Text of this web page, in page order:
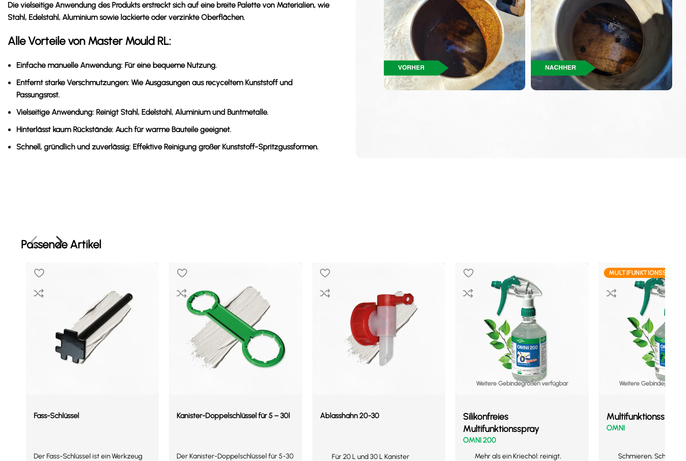
Die vielseitige Anwendung des Produkts erstreckt sich auf eine breite Palette von Materialien, wie
Stahl, Edelstahl, Aluminium sowie lackierte oder verzinkte Oberflächen.
Alle Vorteile von Master Mould RL:
Einfache manuelle Anwendung: Für eine bequeme Nutzung.
Entfernt starke Verschmutzungen: Wie Ausgasungen aus recyceltem Kunststoff und
Passungsrost.
Vielseitige Anwendung: Reinigt Stahl, Edelstahl, Aluminium und Buntmetalle.
Hinterlässt kaum Rückstände: Auch für warme Bauteile geeignet.
Schnell, gründlich und zuverlässig: Effektive Reinigung großer Kunststoff-Spritzgussformen.
Passende Artikel
Fass-Schlüssel
Der Fass-Schlüssel ist ein Werkzeug
Kanister-Doppelschlüssel für 5 – 30l
Der Kanister-Doppelschlüssel für 5-30
Ablasshahn 20-30
Für 20 L und 30 L Kanister
Weitere Gebindegrößen verfügbar
Silikonfreies
Multifunktionsspray
OMNI 200
Mehr als ein Kriechöl: reinigt,
MULTIFUNKTIONSSPRAY
Weitere Gebindegrößen
Multifunktionsspray
OMNI
Schmieren, Schützen